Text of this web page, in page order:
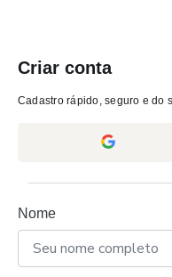
Criar conta
Cadastro rápido, seguro e do
Nome